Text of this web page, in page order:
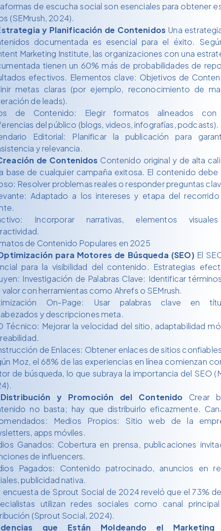
de escucha social son esenciales para obtener
(SEMrush, 2024).
y Planificación de Contenidos Una
documentada es esencial para el éxito.
Marketing Institute, las organizaciones con una
tienen un 60% más de probabilidades de
efectivos. Elementos clave: Objetivos de
metas claras (por ejemplo, reconocimiento de
de leads).
de Contenido: Elegir formatos alineados con
del público (blogs, videos, infografías, podcasts).
Editorial: Planificar la publicación para
y relevancia.
de Contenidos Contenido original y de alta
base de cualquier campaña exitosa. El contenido debe
Resolver problemas reales o responder preguntas
Adaptado a los intereses y etapa del
Incorporar narrativas, elementos
de Contenido Populares en 2025
para Motores de Búsqueda (SEO)El
para la visibilidad del contenido. Estrategias
Investigación de Palabras Clave: Identificar
con herramientas como Ahrefs o SEMrush.
On-Page: Usar palabras clave en
y descripciones meta.
Técnico: Mejorar la velocidad del sitio, adaptabilidad
de Enlaces: Obtener enlaces de sitios
Moz, el 68% de las experiencias en línea comienzan
de búsqueda, lo que subraya la importancia del SEO
y Promoción del Contenido Crear
no basta; hay que distribuirlo eficazmente.
Medios Propios: Sitio web de la
apps móviles.
Ganados: Cobertura en prensa, publicaciones
de influencers.
Pagados: Contenido patrocinado, anuncios en
publicidad nativa.
encuesta de Sprout Social de 2024 reveló que el 73%
utilizan redes sociales como canal
(Sprout Social, 2024).
que Están Moldeando el